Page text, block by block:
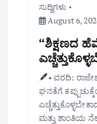
ಸುದ್ದಿಗಳು
August 6,
“ಶಿಕ್ಷಣದ
• ವರದಿ:
ಘನತೆಗೆ
ಮತ್ತು ಶಾಂತಿಯ